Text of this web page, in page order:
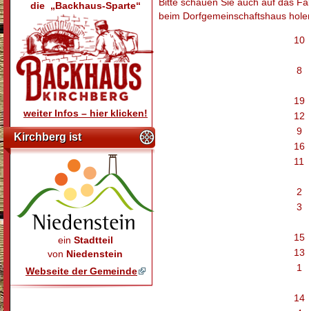
die „Backhaus-Sparte“
weiter Infos – hier klicken!
Kirchberg ist
ein Stadtteil
von Niedenstein
Webseite der Gemeinde
beim Dorfgemeinschaftshaus
10
8
19
12
9
16
11
2
3
15
13
1
14